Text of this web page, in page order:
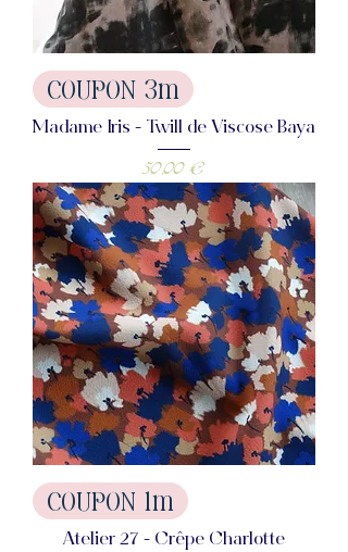
COUPON 3m
Madame Iris - Twill de Viscose Baya
Prix
50,00 €
COUPON 1m
Atelier 27 - Crêpe Charlotte